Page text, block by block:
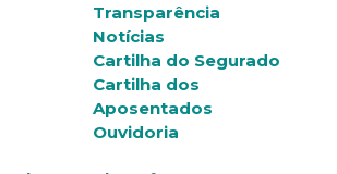
Transparência
Notícias
Cartilha do Segurado
Cartilha dos
Aposentados
Ouvidoria